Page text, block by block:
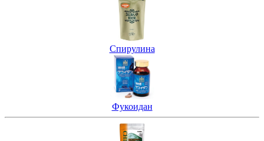
Спирулина
Фукоидан